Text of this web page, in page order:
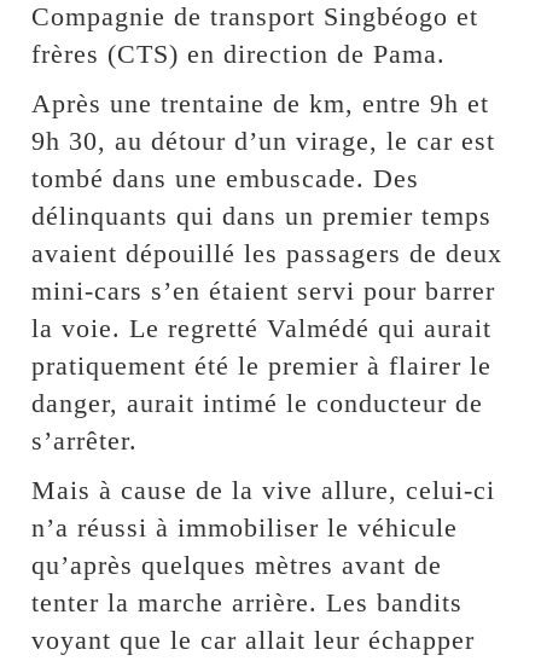
Compagnie de transport Singbéogo et
frères (CTS) en direction de Pama.
Après une trentaine de km, entre 9h et
9h 30, au détour d’un virage, le car est
tombé dans une embuscade. Des
délinquants qui dans un premier temps
avaient dépouillé les passagers de deux
mini-cars s’en étaient servi pour barrer
la voie. Le regretté Valmédé qui aurait
pratiquement été le premier à flairer le
danger, aurait intimé le conducteur de
s’arrêter.
Mais à cause de la vive allure, celui-ci
n’a réussi à immobiliser le véhicule
qu’après quelques mètres avant de
tenter la marche arrière. Les bandits
voyant que le car allait leur échapper